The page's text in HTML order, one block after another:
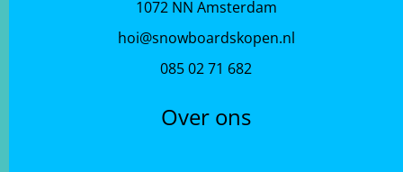
1072 NN Amsterdam
hoi@snowboardskopen.nl
085 02 71 682
Over ons